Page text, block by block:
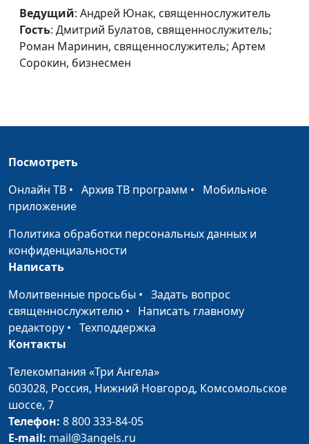
финансами?
Роман Маринин,
священнослужитель;
Артем Сорокин,
священнослужитель;
Артем Сорокин,
Библия и финансы.
Выбор партнера для
Андрей Юнак,
священнослужитель;
Роман Маринин,
священнослужитель;
Библия и финансы.
Кого считать
успешным?
Андрей Юнак,
#21
Ведущий: Андрей Юнак, священнослужитель
Гость: Дмитрий Булатов, священнослужитель;
Роман Маринин, священнослужитель; Артем
Сорокин, бизнесмен
Посмотреть
Онлайн ТВ • Архив ТВ программ • Мобильное
приложение
Политика обработки персональных данных и
конфиденциальности
Написать
Молитвенные просьбы • Задать вопрос
священнослужителю • Написать главному
редактору • Техподдержка
Контакты
Телекомпания «Три Ангела»
603028, Россия, Нижний Новгород, Комсомольское
шоссе, 7
Телефон: 8 800 333-84-05
E-mail: mail@3angels.ru